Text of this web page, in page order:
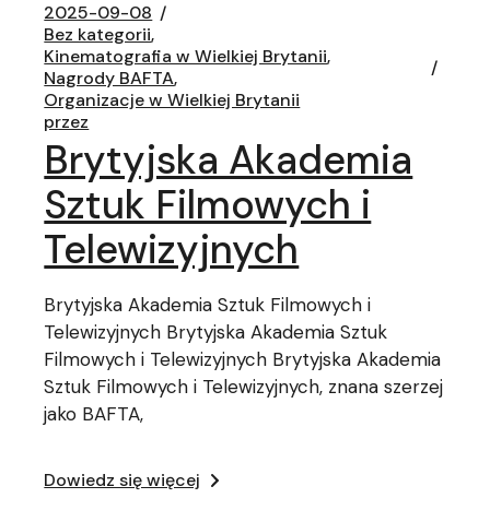
2025-09-08
Bez kategorii
Kinematografia w Wielkiej Brytanii
Nagrody BAFTA
Organizacje w Wielkiej Brytanii
przez
Brytyjska Akademia
Sztuk Filmowych i
Telewizyjnych
Brytyjska Akademia Sztuk Filmowych i
Telewizyjnych Brytyjska Akademia Sztuk
Filmowych i Telewizyjnych Brytyjska Akademia
Sztuk Filmowych i Telewizyjnych, znana szerzej
jako BAFTA,
Dowiedz się więcej